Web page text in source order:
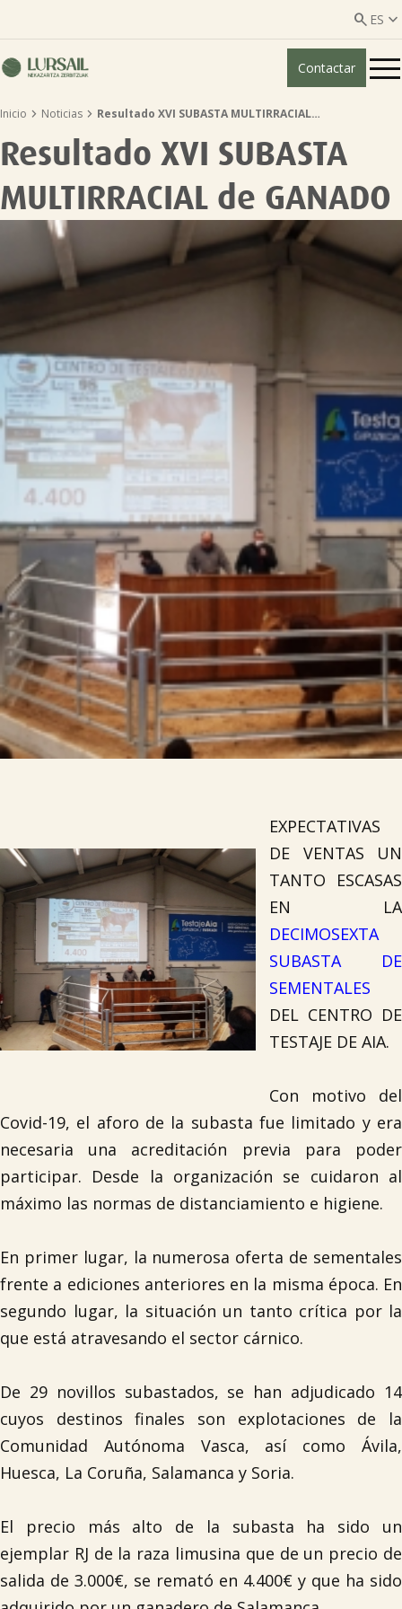
 ES 
ES
Quiénes somos
Servicios ganadería 
Servicios agricultura
Entidades asociadas
Noticias 
Tablón de anuncios
Lursail Market
Contactar
Inicio  Noticias  Resultado XVI SUBASTA MULTIRRACIAL…
Resultado XVI SUBASTA
MULTIRRACIAL de GANADO
EXPECTATIVAS
DE VENTAS UN
TANTO ESCASAS
EN LA
DECIMOSEXTA
SUBASTA DE
SEMENTALES
DEL CENTRO DE
TESTAJE DE AIA.
Con motivo del
Covid-19, el aforo de la subasta fue limitado y era
necesaria una acreditación previa para poder
participar. Desde la organización se cuidaron al
máximo las normas de distanciamiento e higiene.
En primer lugar, la numerosa oferta de sementales
frente a ediciones anteriores en la misma época. En
segundo lugar, la situación un tanto crítica por la
que está atravesando el sector cárnico.
De 29 novillos subastados, se han adjudicado 14
cuyos destinos finales son explotaciones de la
Comunidad Autónoma Vasca, así como Ávila,
Huesca, La Coruña, Salamanca y Soria.
El precio más alto de la subasta ha sido un
ejemplar RJ de la raza limusina que de un precio de
salida de 3.000€, se remató en 4.400€ y que ha sido